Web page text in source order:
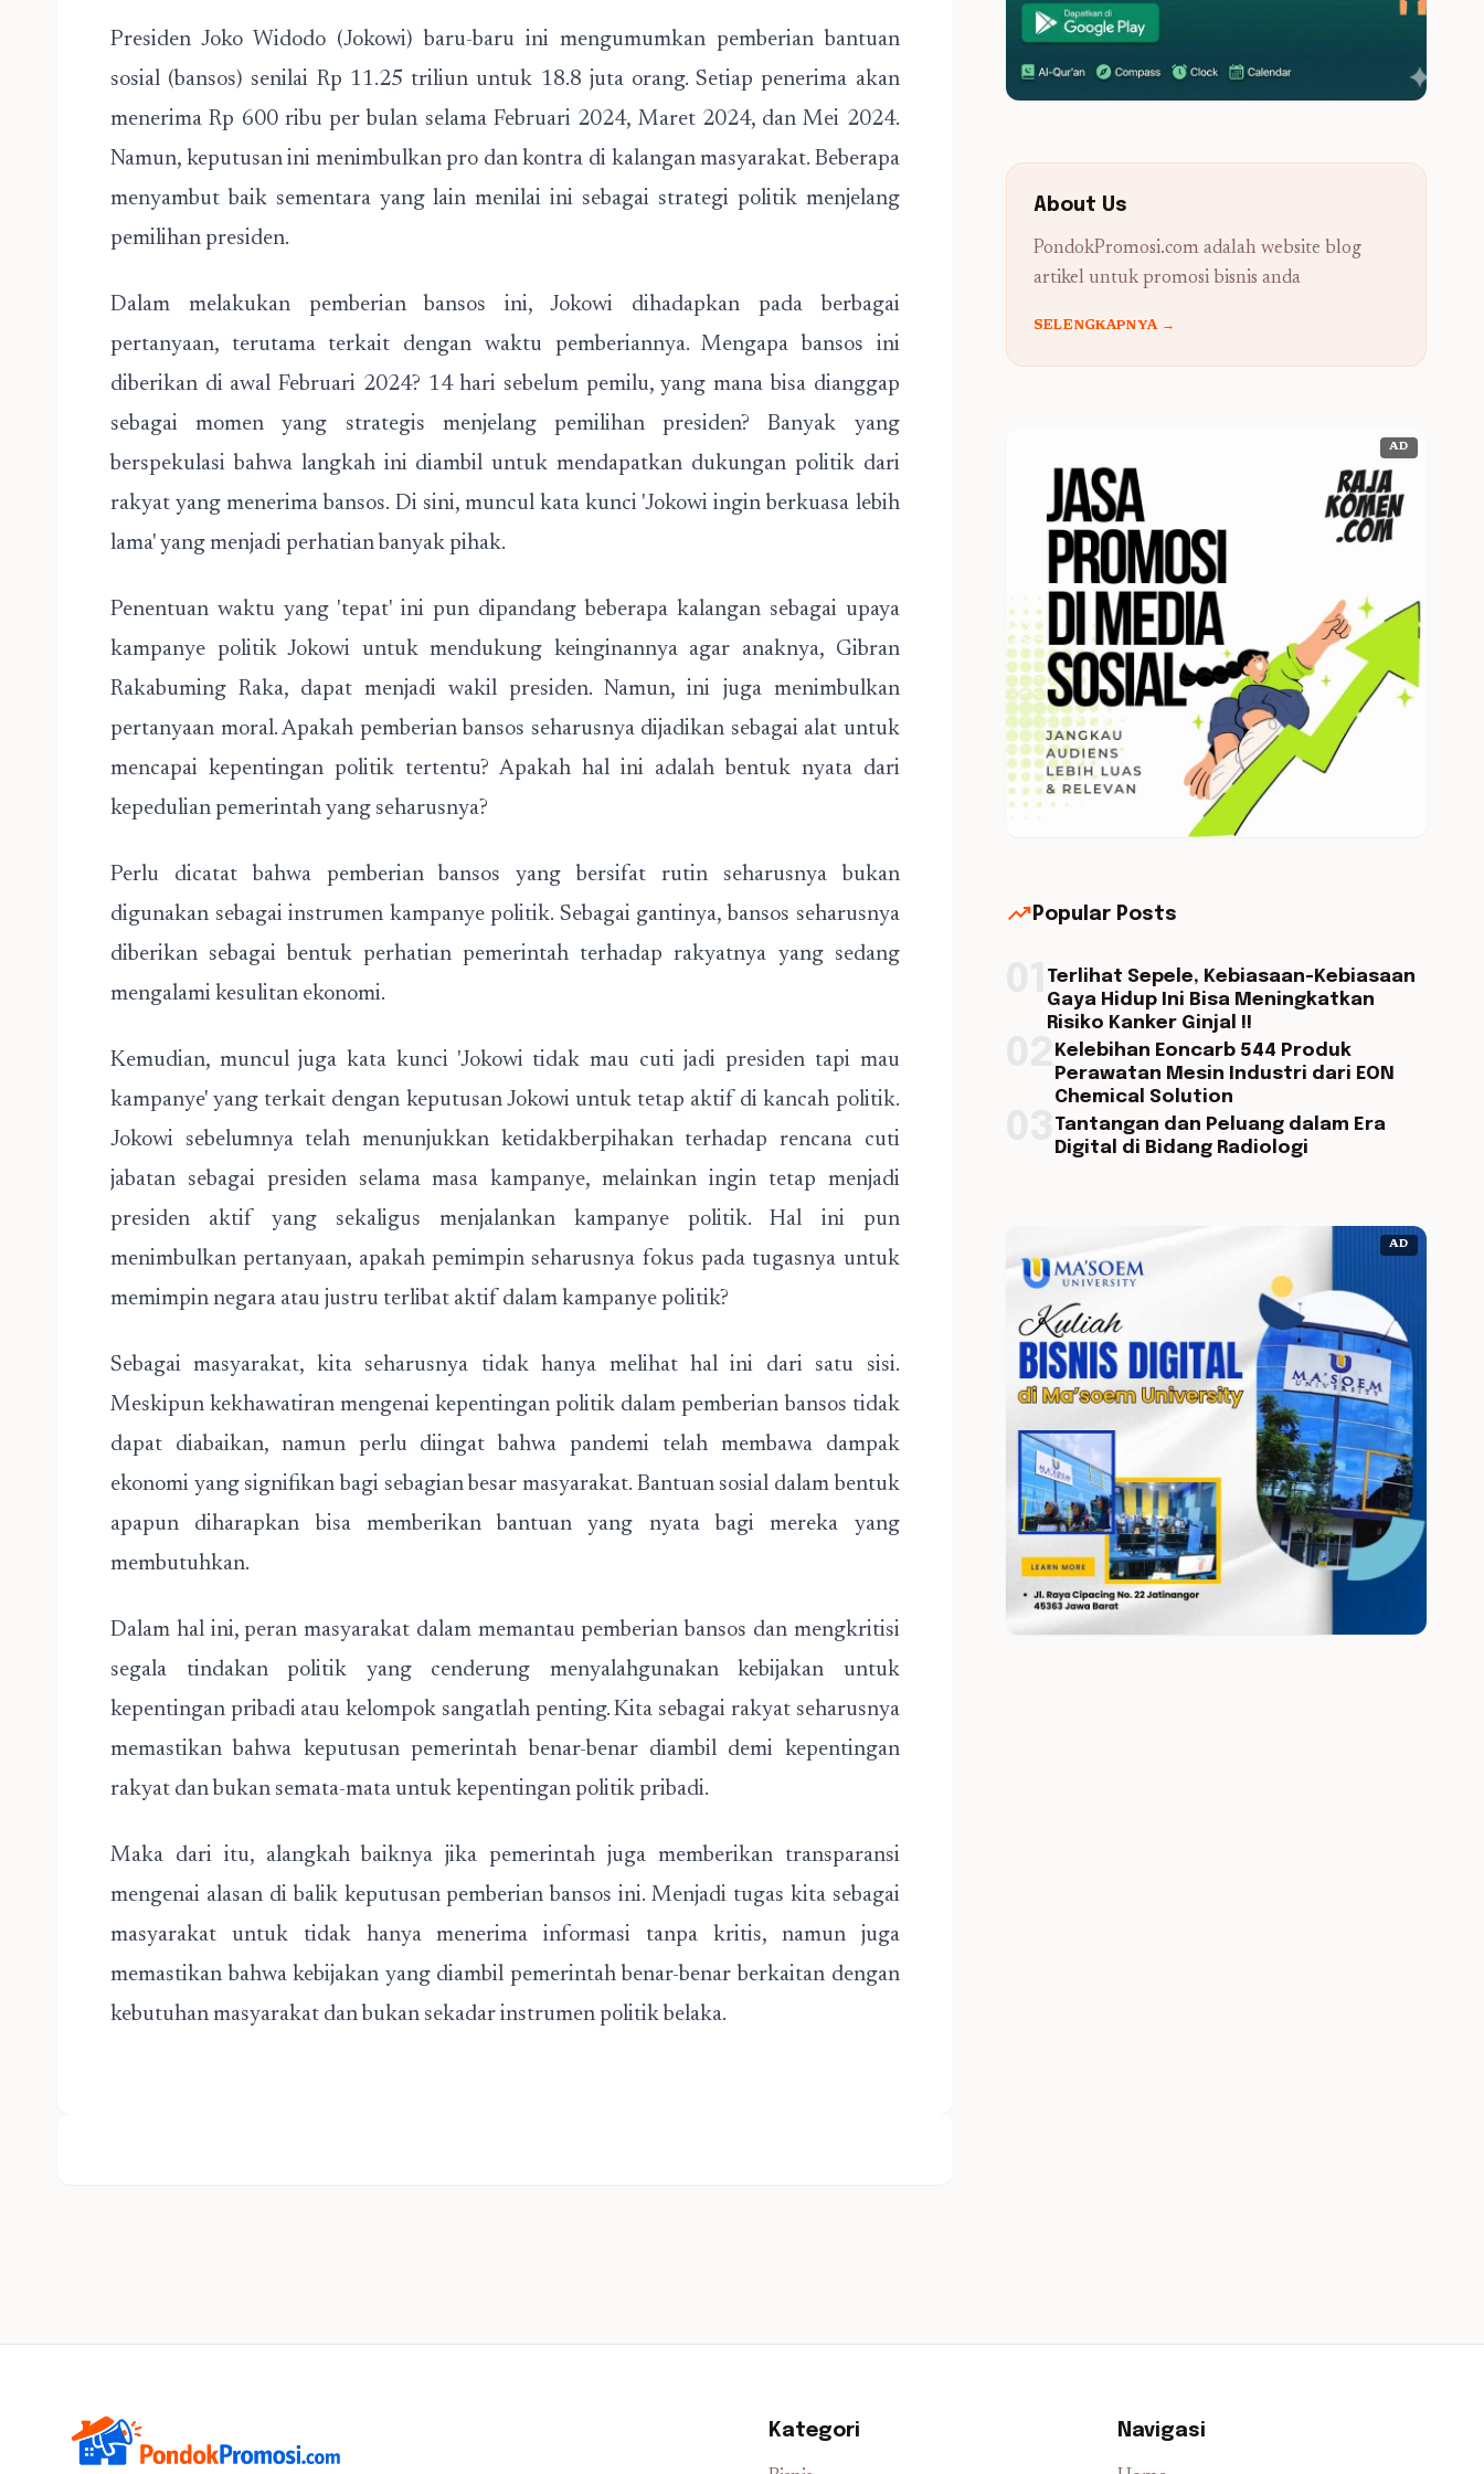
Presiden Joko Widodo (Jokowi) baru-baru ini mengumumkan pemberian bantuan
sosial (bansos) senilai Rp 11.25 triliun untuk 18.8 juta orang. Setiap penerima akan
menerima Rp 600 ribu per bulan selama Februari 2024, Maret 2024, dan Mei 2024.
Namun, keputusan ini menimbulkan pro dan kontra di kalangan masyarakat. Beberapa
menyambut baik sementara yang lain menilai ini sebagai strategi politik menjelang
pemilihan presiden.
Dalam melakukan pemberian bansos ini, Jokowi dihadapkan pada berbagai
pertanyaan, terutama terkait dengan waktu pemberiannya. Mengapa bansos ini
diberikan di awal Februari 2024? 14 hari sebelum pemilu, yang mana bisa dianggap
sebagai momen yang strategis menjelang pemilihan presiden? Banyak yang
berspekulasi bahwa langkah ini diambil untuk mendapatkan dukungan politik dari
rakyat yang menerima bansos. Di sini, muncul kata kunci 'Jokowi ingin berkuasa lebih
lama' yang menjadi perhatian banyak pihak.
Penentuan waktu yang 'tepat' ini pun dipandang beberapa kalangan sebagai upaya
kampanye politik Jokowi untuk mendukung keinginannya agar anaknya, Gibran
Rakabuming Raka, dapat menjadi wakil presiden. Namun, ini juga menimbulkan
pertanyaan moral. Apakah pemberian bansos seharusnya dijadikan sebagai alat untuk
mencapai kepentingan politik tertentu? Apakah hal ini adalah bentuk nyata dari
kepedulian pemerintah yang seharusnya?
Perlu dicatat bahwa pemberian bansos yang bersifat rutin seharusnya bukan
digunakan sebagai instrumen kampanye politik. Sebagai gantinya, bansos seharusnya
diberikan sebagai bentuk perhatian pemerintah terhadap rakyatnya yang sedang
mengalami kesulitan ekonomi.
Kemudian, muncul juga kata kunci 'Jokowi tidak mau cuti jadi presiden tapi mau
kampanye' yang terkait dengan keputusan Jokowi untuk tetap aktif di kancah politik.
Jokowi sebelumnya telah menunjukkan ketidakberpihakan terhadap rencana cuti
jabatan sebagai presiden selama masa kampanye, melainkan ingin tetap menjadi
presiden aktif yang sekaligus menjalankan kampanye politik. Hal ini pun
menimbulkan pertanyaan, apakah pemimpin seharusnya fokus pada tugasnya untuk
memimpin negara atau justru terlibat aktif dalam kampanye politik?
Sebagai masyarakat, kita seharusnya tidak hanya melihat hal ini dari satu sisi.
Meskipun kekhawatiran mengenai kepentingan politik dalam pemberian bansos tidak
dapat diabaikan, namun perlu diingat bahwa pandemi telah membawa dampak
ekonomi yang signifikan bagi sebagian besar masyarakat. Bantuan sosial dalam bentuk
apapun diharapkan bisa memberikan bantuan yang nyata bagi mereka yang
membutuhkan.
Dalam hal ini, peran masyarakat dalam memantau pemberian bansos dan mengkritisi
segala tindakan politik yang cenderung menyalahgunakan kebijakan untuk
kepentingan pribadi atau kelompok sangatlah penting. Kita sebagai rakyat seharusnya
memastikan bahwa keputusan pemerintah benar-benar diambil demi kepentingan
rakyat dan bukan semata-mata untuk kepentingan politik pribadi.
Maka dari itu, alangkah baiknya jika pemerintah juga memberikan transparansi
mengenai alasan di balik keputusan pemberian bansos ini. Menjadi tugas kita sebagai
masyarakat untuk tidak hanya menerima informasi tanpa kritis, namun juga
memastikan bahwa kebijakan yang diambil pemerintah benar-benar berkaitan dengan
kebutuhan masyarakat dan bukan sekadar instrumen politik belaka.
About Us
PondokPromosi.com adalah website blog
artikel untuk promosi bisnis anda
SELENGKAPNYA →
AD
trending_up Popular Posts
Terlihat Sepele, Kebiasaan-Kebiasaan
Gaya Hidup Ini Bisa Meningkatkan
Risiko Kanker Ginjal !!
Kelebihan Eoncarb 544 Produk
Perawatan Mesin Industri dari EON
Chemical Solution
Tantangan dan Peluang dalam Era
Digital di Bidang Radiologi
AD
Kategori Navigasi